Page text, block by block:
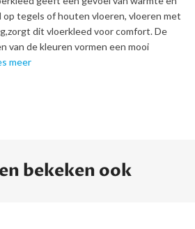
tegels of houten vloeren, vloeren met
dit vloerkleed voor comfort. De
van de kleuren vormen een mooi
meer
bekeken ook